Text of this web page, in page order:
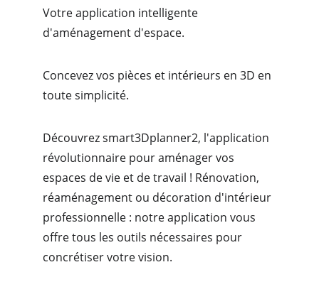
Votre application intelligente
d'aménagement d'espace.
Concevez vos pièces et intérieurs en 3D en
toute simplicité.
Découvrez smart3Dplanner2, l'application
révolutionnaire pour aménager vos
espaces de vie et de travail ! Rénovation,
réaménagement ou décoration d'intérieur
professionnelle : notre application vous
offre tous les outils nécessaires pour
concrétiser votre vision.